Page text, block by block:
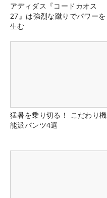
アディダス『コードカオス
27』は強烈な蹴りでパワーを
生む
猛暑を乗り切る！ こだわり機
能派パンツ4選